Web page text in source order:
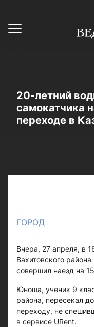
20-летний
самокатчика
переходе в
ГОРОД
Вчера, 27 апреля, в
Вахитовского
совершил наезд на
Юноша, ученик 9
района, пересекал
переходу, не
в сервисе URent.